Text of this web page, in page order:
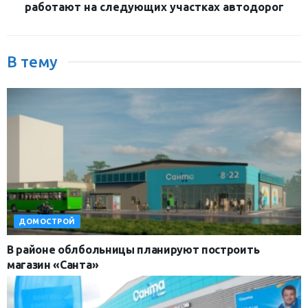
работают на следующих участках автодорог
В тему
ДОМОСТРОЙ
В районе облбольницы планируют построить
магазин «Санта»